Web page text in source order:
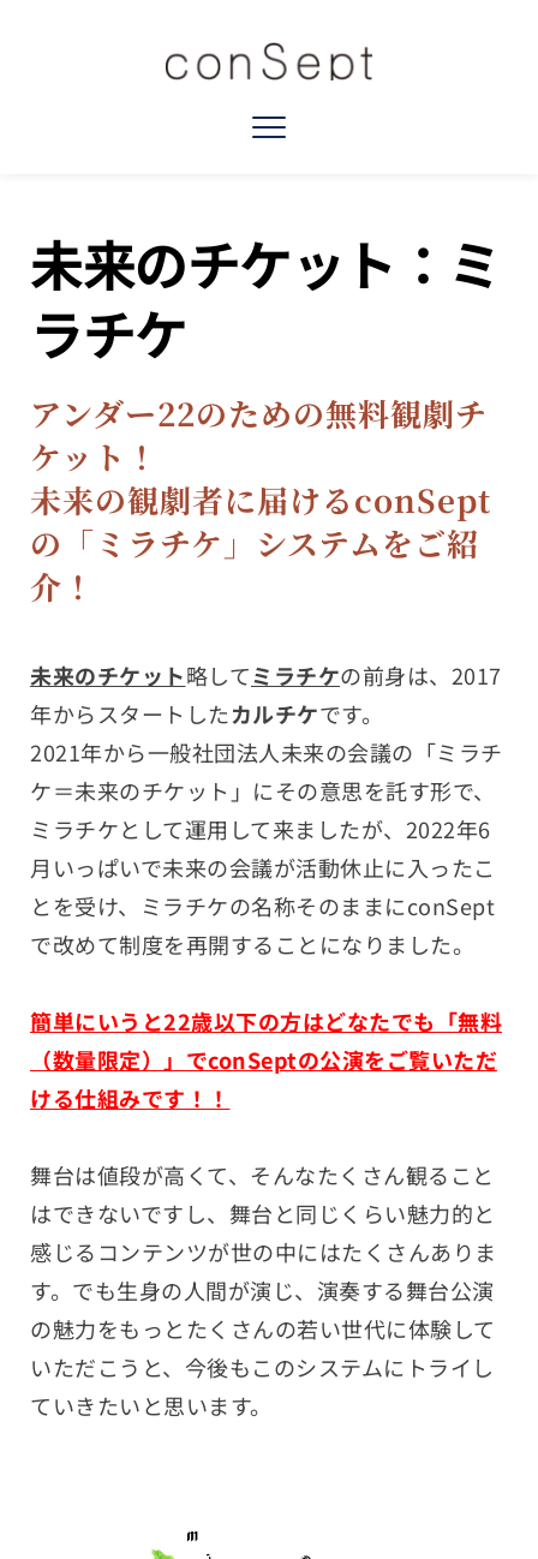
未来のチケット：ミ
ラチケ
アンダー22のための無料観劇チ
ケット！
​未来の観劇者に届けるconSept
の「ミラチケ」システムをご紹
介！
未来のチケット略してミラチケの前身は、2017
年からスタートしたカルチケです。
2021年から一般社団法人未来の会議の「ミラチ
ケ＝未来のチケット」にその意思を託す形で、
ミラチケとして運用して来ましたが、2022年6
月いっぱいで未来の会議が活動休止に入ったこ
とを受け、ミラチケの名称そのままにconSept
で改めて制度を再開することになりました。
簡単にいうと22歳以下の方はどなたでも「無料
（数量限定）」でconSeptの公演をご覧いただ
ける仕組みです！！
舞台は値段が高くて、そんなたくさん観ること
はできないですし、舞台と同じくらい魅力的と
感じるコンテンツが世の中にはたくさんありま
す。でも生身の人間が演じ、演奏する舞台公演
の魅力をもっとたくさんの若い世代に体験して
いただこうと、今後もこのシステムにトライし
ていきたいと思います。